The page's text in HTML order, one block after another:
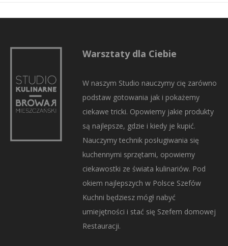
Warsztaty dla Ciebie
W naszym Studio nauczymy cię zarówno
podstaw gotowania jak i pokażemy
ciekawe tricki. Opowiemy jakie produkty
są najlepsze, gdzie i kiedy je kupić.
Nauczymy technik posługiwania się
kuchennymi sprzętami, opowiemy
ciekawostki ze świata kulinariów. Pod
okiem najlepszych w Polsce Szefów
Kuchni będziesz mógł nabyć
umiejętności i stać się Szefem domowej
Restauracji.